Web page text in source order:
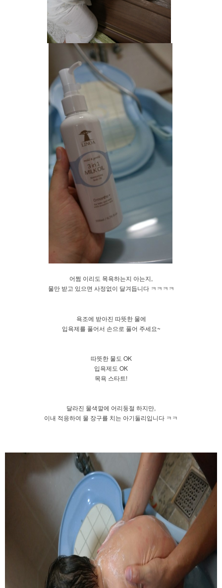
어쩜 이리도 목욕하는지 아는지,
물만 받고 있으면 사정없이 달겨듭니다 ㅋㅋㅋㅋ
욕조에 받아진 따뜻한 물에
입욕제를 풀어서 손으로 풀어 주세요~
따뜻한 물도 OK
입욕제도 OK
목욕 스타트!
달라진 물색깔에 어리둥절 하지만,
이내 적응하여 물 장구를 치는 아기둘리입니다 ㅋㅋ